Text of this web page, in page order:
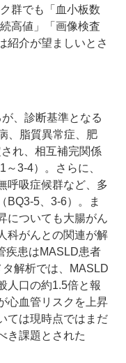
群でも「血小板数
高値」「画像検査
紹介が望ましいとさ
、診断基準となる
、脂質異常症、肥
れ、相互補完関係
3-4）。さらに、
呼吸症候群など、多
BQ3-5、3-6）。ま
についても大腸がん
科がんとの関連が解
疾患はMASLD患者
解析では、MASLD
人口の約1.5倍と報
心血管リスクを上昇
ては現時点ではまだ
き課題とされた